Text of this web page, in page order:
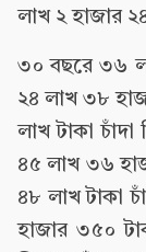
লাখ ২ হাজার
৩০ বছরে ৩৬
২৪ লাখ ৩৮
লাখ টাকা
৪৫ লাখ ৩৬
৪৮ লাখ টাকা
হাজার ৩৫০